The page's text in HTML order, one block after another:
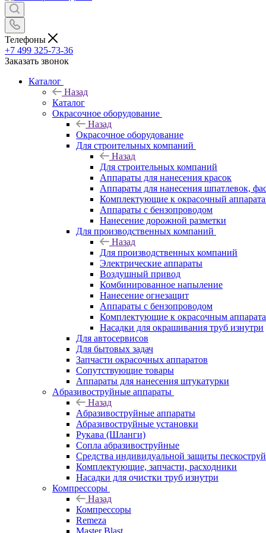
Телефоны
+7 499 325-73-36
Заказать звонок
Каталог
Назад
Каталог
Окрасочное оборудование
Назад
Окрасочное оборудование
Для строительных компаний
Назад
Для строительных компаний
Аппараты для нанесения красок
Аппараты для нанесения шпатлевок,
Комплектующие к окрасочный
Аппараты с бензопроводом
Нанесение дорожной разметки
Для производственных компаний
Назад
Для производственных компаний
Электрические аппараты
Воздушный привод
Комбинированное напыление
Нанесение огнезащит
Аппараты с бензопроводом
Комплектующие к окрасочным
Насадки для окрашивания труб изнутри
Для автосервисов
Для бытовых задач
Запчасти окрасочных аппаратов
Сопутствующие товары
Аппараты для нанесения штукатурки
Aбразивоструйные аппараты
Назад
Aбразивоструйные аппараты
Абразивоструйные установки
Рукава (Шланги)
Сопла абразивоструйные
Средства индивидуальной защиты
Комплектующие, запчасти, расходники
Насадки для очистки труб изнутри
Компрессоры
Назад
Компрессоры
Remeza
Master Blast